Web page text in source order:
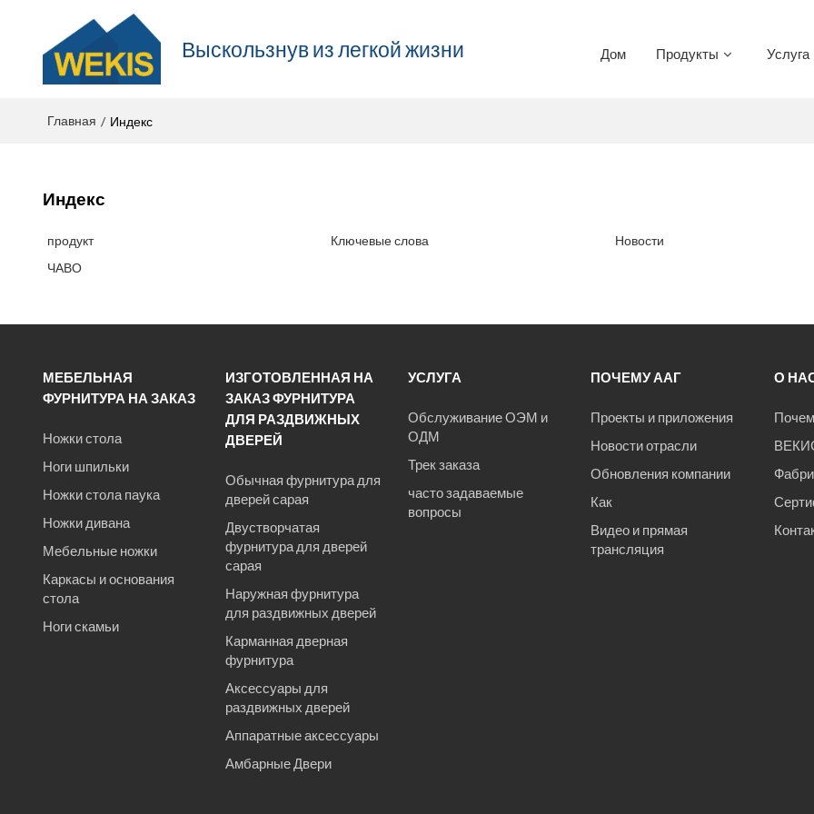
Выскользнув из легкой жизни Дом Продукты Услуга
Главная / Индекс
Индекс
продукт Ключевые слова Новости
ЧАВО
МЕБЕЛЬНАЯ
ФУРНИТУРА НА ЗАКАЗ
Ножки стола
Ноги шпильки
Ножки стола паука
Ножки дивана
Мебельные ножки
Каркасы и основания
стола
Ноги скамьи
ИЗГОТОВЛЕННАЯ НА
ЗАКАЗ ФУРНИТУРА
ДЛЯ РАЗДВИЖНЫХ
ДВЕРЕЙ
Обычная фурнитура для
дверей сарая
Двустворчатая
фурнитура для дверей
сарая
Наружная фурнитура
для раздвижных дверей
Карманная дверная
фурнитура
Аксессуары для
раздвижных дверей
Аппаратные аксессуары
Амбарные Двери
УСЛУГА
Обслуживание ОЭМ и
ОДМ
Трек заказа
часто задаваемые
вопросы
ПОЧЕМУ ААГ
Проекты и приложения
Новости отрасли
Обновления компании
Как
Видео и прямая
трансляция
О